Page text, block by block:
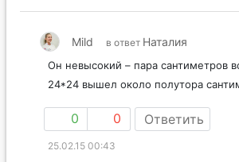
Mild в ответ Наталия
Он невысокий – пара сантиметров
24*24 вышел около полутора
0 0 Ответить
25.02.15 00:43